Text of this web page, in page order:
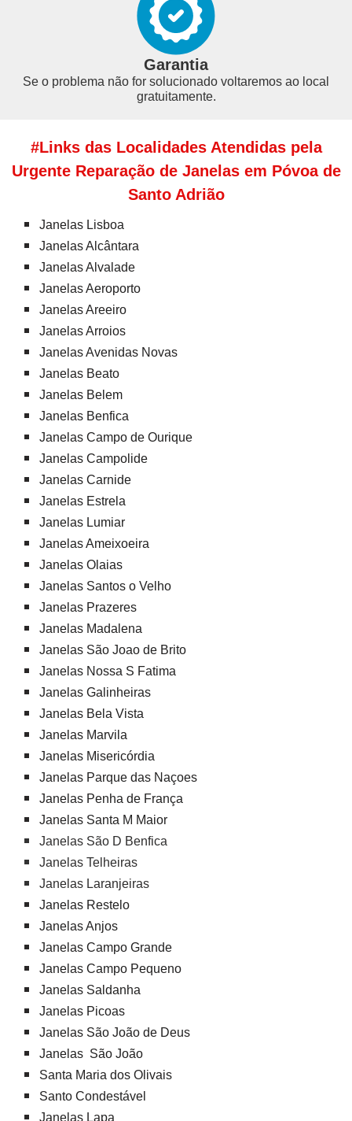
Garantia
Se o problema não for solucionado voltaremos ao local
gratuitamente.
#Links das Localidades Atendidas pela
Urgente Reparação de Janelas em Póvoa de
Santo Adrião
Janelas Lisboa
Janelas Alcântara
Janelas Alvalade
Janelas Aeroporto
Janelas Areeiro
Janelas Arroios
Janelas Avenidas Novas
Janelas Beato
Janelas Belem
Janelas Benfica
Janelas Campo de Ourique
Janelas Campolide
Janelas Carnide
Janelas Estrela
Janelas Lumiar
Janelas Ameixoeira
Janelas Olaias
Janelas Santos o Velho
Janelas Prazeres
Janelas Madalena
Janelas São Joao de Brito
Janelas Nossa S Fatima
Janelas Galinheiras
Janelas Bela Vista
Janelas Marvila
Janelas Misericórdia
Janelas Parque das Naçoes
Janelas Penha de França
Janelas Santa M Maior
Janelas São D Benfica
Janelas Telheiras
Janelas Laranjeiras
Janelas Restelo
Janelas Anjos
Janelas Campo Grande
Janelas Campo Pequeno
Janelas Saldanha
Janelas Picoas
Janelas São João de Deus
Janelas São João
Santa Maria dos Olivais
Santo Condestável
Janelas Lapa